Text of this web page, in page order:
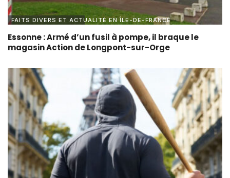
FAITS DIVERS ET ACTUALITÉ EN ÎLE-DE-FRANCE
Essonne : Armé d’un fusil à pompe, il braque le
magasin Action de Longpont-sur-Orge